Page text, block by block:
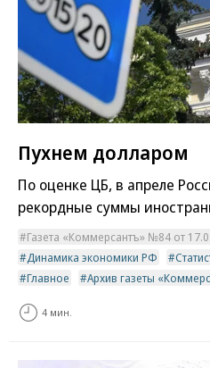
Пухнем долларом
По оценке ЦБ, в апреле
рекордные суммы
Газета «Коммерсантъ» №84 от
Динамика экономики РФ
Главное
Архив газеты
4 мин.